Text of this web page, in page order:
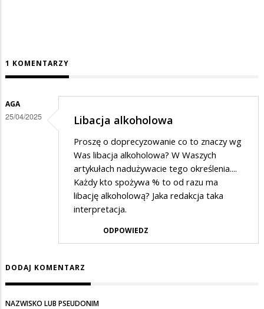
1 KOMENTARZY
AGA
25/04/2025 Libacja alkoholowa
Proszę o doprecyzowanie co to znaczy wg
Was libacja alkoholowa? W Waszych
artykułach nadużywacie tego określenia....
Każdy kto spożywa % to od razu ma
libację alkoholową? Jaka redakcja taka
interpretacja.
ODPOWIEDZ
DODAJ KOMENTARZ
NAZWISKO LUB PSEUDONIM